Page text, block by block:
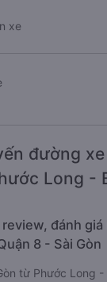
xe
đường
Long -
đánh
8 - Sài Gòn
từ Phước Long